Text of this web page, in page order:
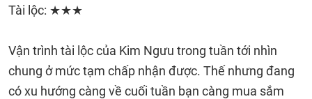
Tài lộc: ★★★
Vận trình tài lộc của Kim Ngưu trong tuần tới nhìn
chung ở mức tạm chấp nhận được. Thế nhưng đang
có xu hướng càng về cuối tuần bạn càng mua sắm